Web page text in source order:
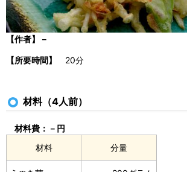
【作者】－
【所要時間】 20分
材料（4人前）
材料費：－円
材料
分量